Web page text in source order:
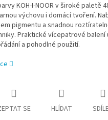
KOH-I-NOOR v široké paletě
výchovu i domácí tvoření.
pigmentu a snadnou
Praktické vícepatrové balení
a pohodlné použití.
SE HLÍDAT